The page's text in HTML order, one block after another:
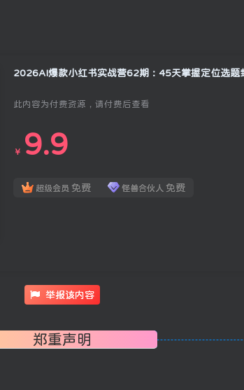
此内容为付费资源，请付费后查看
￥ 9.9
超级会员 免费 怪兽合伙人 免费
举报该内容
郑重声明